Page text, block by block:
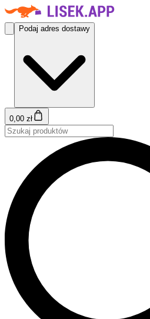
Podaj adres dostawy
0,00 zł